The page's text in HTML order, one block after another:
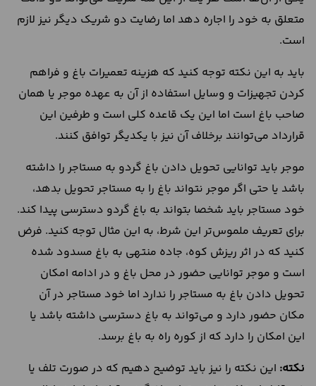
متعلق به خود را اجاره دهد اما رضایت دو شریک دیگر نیز لازم
است.
باید به این نکته توجه کنید که هزینه تعمیرات باغ و فراهم
کردن تجهیزات و وسایل استفاده از آن به عهده موجر یا همان
صاحب باغ است اما این یک قاعده کلی است و طرفین این
قرارداد می‌توانند برخلاف آن نیز با یکدیگر توافق کنند.
موجر باید توانایی تحویل دادن باغ گردو به مستاجر را داشته
باشد یا حتی اگر موجر نتواند باغ را به مستاجر تحویل بدهد،
خود مستاجر باید شخصا بتواند به باغ گردو دسترسی پیدا کند.
برای تعریف ملموس‌تر این شرط، به این مثال توجه کنید. فرض
کنید که در اثر ریزش کوه، جاده منتهی به باغ مسدود شده
است و موجر توانایی حضور در محل باغ و در ادامه امکان
تحویل دادن باغ به مستاجر را ندارد اما خود مستاجر در آن
مکان حضور دارد و می‌تواند به باغ دسترسی داشته باشد یا
این امکان را دارد که از کوره راه به باغ برسد.
نکته: این نکته را نیز باید توضیح دهیم که در صورت تلف یا